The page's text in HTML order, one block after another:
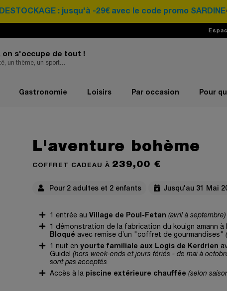
: jusqu'à -29€ avec le code promo SARDINE 🐟
on s'occupe de tout !
Gastronomie Loisirs Par occasion Pour
L'aventure bohème
COFFRET CADEAU À 239,00 €
Pour 2 adultes et 2 enfants Jusqu'au 31 Mai
1 entrée au Village de Poul-Fetan (avril à septembre)
1 démonstration de la fabrication du kouign amann à
Bloqué avec remise d’un "coffret de gourmandises"
1 nuit en yourte familiale aux Logis de Kerdrien
Guidel (hors week-ends et jours fériés - de mai à
sont pas acceptés
Accès à la piscine extérieure chauffée (selon